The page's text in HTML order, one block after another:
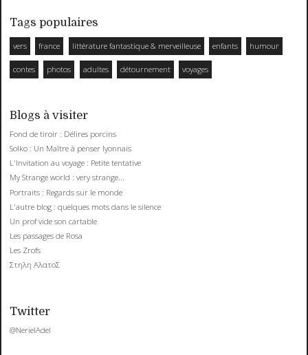
Tags populaires
vers france littérature fantastique & merveilleuse enfants humour
contes photos adultes détournement voyages
Blogs à visiter
Fond de tiroir : Délires porcins
Solko : Un Maître à penser lyonnais
L'Invitation au voyage : Petite tentative
My Strange world : very strange...
Portraits : Regards sur le monde
L'autre blog : quelques mots dans le silence
Un prof vide son cartable
Les passages de Rosa
Les Zrofs
Στηλη ΑλατοΣ
Twitter
@NerielAdel